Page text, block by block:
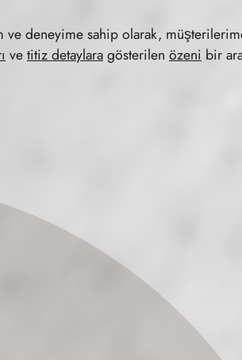
ve deneyime sahip olarak,
vetitiz detaylaragösterilen özeni bir